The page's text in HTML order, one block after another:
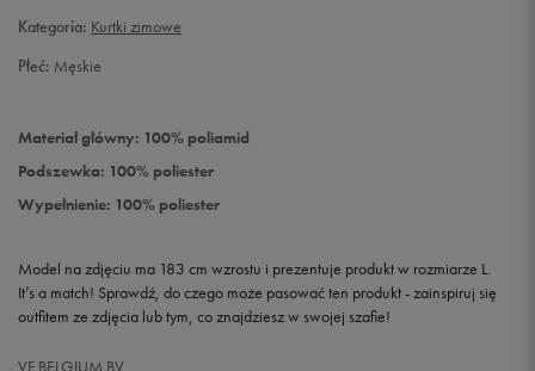
Kategoria: Kurtki zimowe
Płeć: Męskie
Materiał główny: 100% poliamid
Podszewka: 100% poliester
Wypełnienie: 100% poliester
Model na zdjęciu ma 183 cm wzrostu i prezentuje produkt w rozmiarze L.
It’s a match! Sprawdź, do czego może pasować ten produkt - zainspiruj się
outfitem ze zdjęcia lub tym, co znajdziesz w swojej szafie!
VF BELGIUM BV